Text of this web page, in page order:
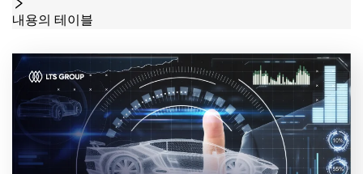
내용의 테이블